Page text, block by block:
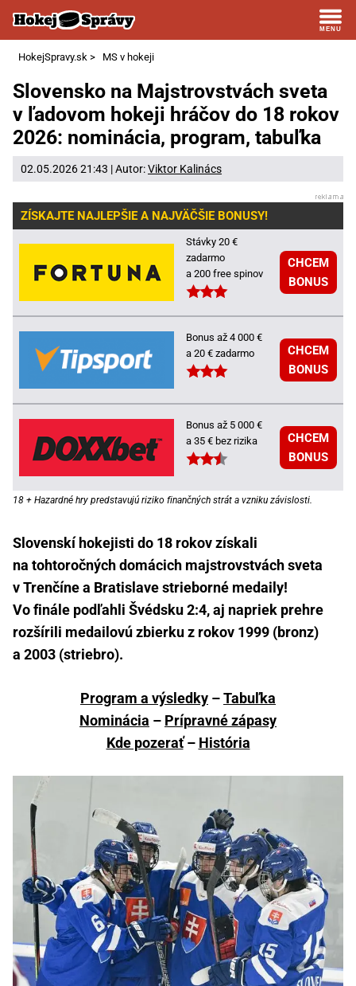
HokejSpravy.sk > MS v hokeji
Slovensko na Majstrovstvách sveta
v ľadovom hokeji hráčov do 18 rokov
2026: nominácia, program, tabuľka
02.05.2026 21:43 | Autor:Viktor Kalinács
ZÍSKAJTE NAJLEPŠIE A NAJVÄČŠIE BONUSY!
Stávky 20 €
zadarmo
a 200 free spinov
CHCEM
BONUS
Bonus až 4 000 €
a 20 € zadarmo
CHCEM
BONUS
Bonus až 5 000 €
a 35 € bez rizika
CHCEM
BONUS
18 + Hazardné hry predstavujú riziko finančných strát a vzniku závislosti.
Slovenskí hokejisti do 18 rokov získali
na tohtoročných domácich majstrovstvách sveta
v Trenčíne a Bratislave strieborné medaily!
Vo finále podľahli Švédsku 2:4, aj napriek prehre
rozšírili medailovú zbierku z rokov 1999 (bronz)
a 2003 (striebro).
Program a výsledky –Tabuľka
Nominácia – Prípravné zápasy
Kde pozerať– História